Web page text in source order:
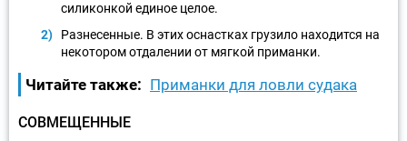
силиконкой единое целое.
Разнесенные. В этих оснастках грузило находится на
некотором отдалении от мягкой приманки.
Читайте также: Приманки для ловли судака
СОВМЕЩЕННЫЕ